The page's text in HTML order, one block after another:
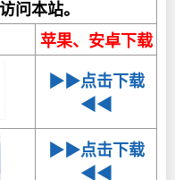
问本站。
苹果、安卓下载
▶▶点击下载
◀◀
▶▶点击下载
◀◀